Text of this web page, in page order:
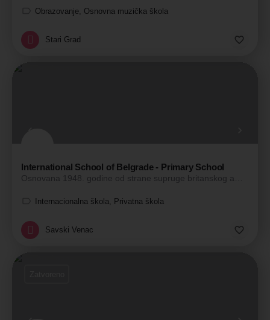
Obrazovanje, Osnovna muzička škola
Stari Grad
International School of Belgrade - Primary School
Internacionalna škola, Privatna škola
Savski Venac